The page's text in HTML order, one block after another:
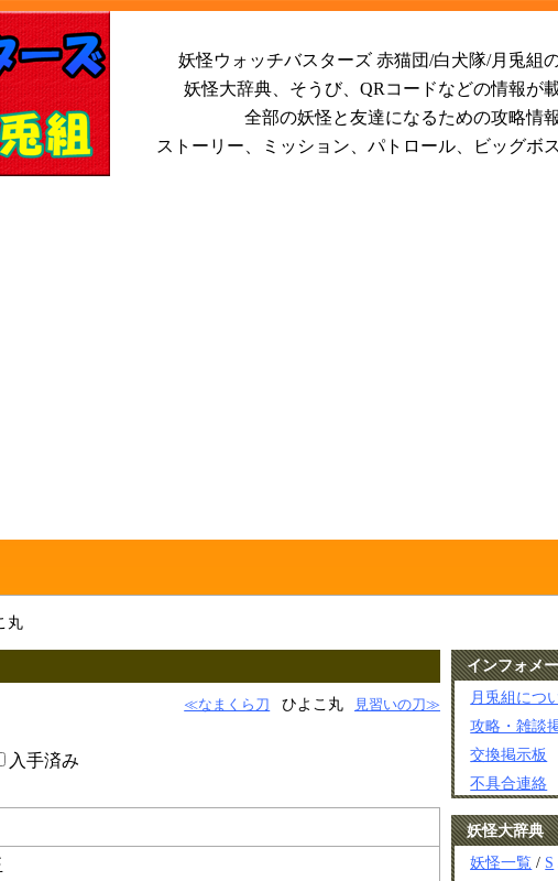
妖怪ウォッチバスターズ 赤猫団/白犬隊/月兎組
妖怪大辞典、そうび、QRコードなどの情報が
全部の妖怪と友達になるための攻略情
ストーリー、ミッション、パトロール、ビッグボ
丸
≪なまくら刀 ひよこ丸 見習いの刀≫
入手済み
インフォメ
月兎組につ
攻略・雑談
交換掲示板
不具合連絡
妖怪大辞典
妖怪一覧 / S